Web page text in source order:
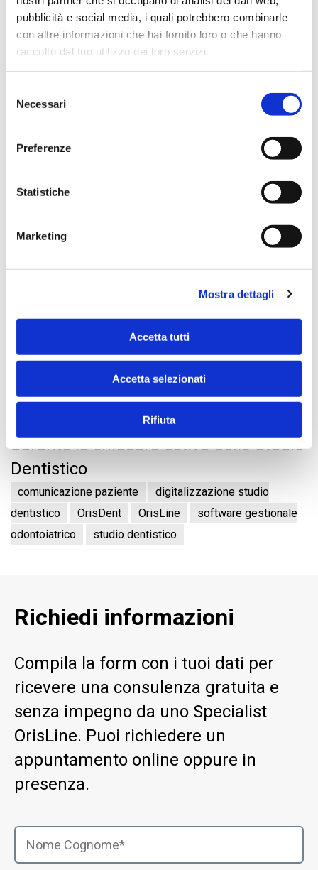
pubblicità e social media, i quali potrebbero combinarle
con altre informazioni che hai fornito loro o che hanno
raccolto dal tuo utilizzo dei loro servizi.
delNecessari
Preferenze
Statistiche
Marketing
Mostra dettagli
Accetta tutti
Accetta selezionati
Rifiuta
29.07.2026
digitalizzazione studio dentistico
firma elettronica
odontoiatrico
Gestione delle prenotazioni online
durante la chiusura estiva dello Studio
Dentistico
comunicazione paziente
digitalizzazione studio
dentistico
OrisDent OrisLine
software gestionale
odontoiatrico
studio dentistico
Richiedi informazioni
Compila la form con i tuoi dati per
ricevere una consulenza gratuita e
senza impegno da uno Specialist
OrisLine. Puoi richiedere un
appuntamento online oppure in
presenza.